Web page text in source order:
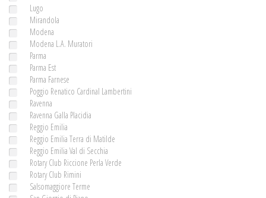
Lugo
Mirandola
Modena
Modena L.A. Muratori
Parma
Parma Est
Parma Farnese
Poggio Renatico Cardinal Lambertini
Ravenna
Ravenna Galla Placidia
Reggio Emilia
Reggio Emilia Terra di Matilde
Reggio Emilia Val di Secchia
Rotary Club Riccione Perla Verde
Rotary Club Rimini
Salsomaggiore Terme